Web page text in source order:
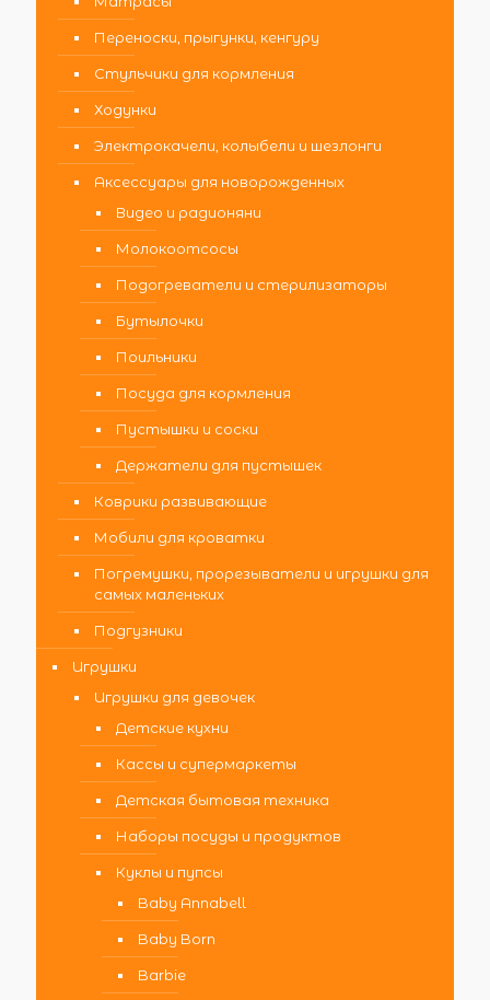
Переноски, прыгунки, кенгуру
Стульчики для кормления
Ходунки
Электрокачели, колыбели и шезлонги
Аксессуары для новорожденных
Видео и радионяни
Молокоотсосы
Подогреватели и стерилизаторы
Бутылочки
Поильники
Посуда для кормления
Пустышки и соски
Держатели для пустышек
Коврики развивающие
Мобили для кроватки
Погремушки, прорезыватели и игрушки для
самых маленьких
Подгузники
Игрушки
Игрушки для девочек
Детские кухни
Кассы и супермаркеты
Детская бытовая техника
Наборы посуды и продуктов
Куклы и пупсы
Baby Annabell
Baby Born
Barbie